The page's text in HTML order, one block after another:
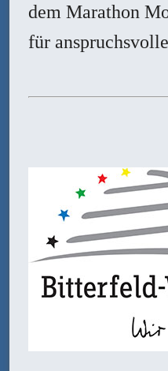
dem Marathon
für